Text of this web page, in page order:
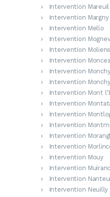
Intervention
Intervention
Intervention Mello
Intervention
Intervention Moliens
Intervention
Intervention
Intervention
Intervention Mont
Intervention
Intervention
Intervention
Intervention
Intervention
Intervention Mouy
Intervention
Intervention
Intervention Neuilly